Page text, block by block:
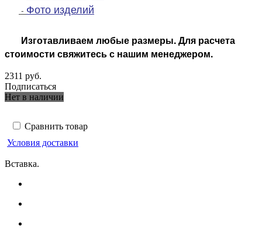
- Фото изделий
Изготавливаем любые размеры. Для расчета
стоимости свяжитесь с нашим менеджером.
2311 руб.
Подписаться
Нет в наличии
Сравнить товар
Условия доставки
Вставка.